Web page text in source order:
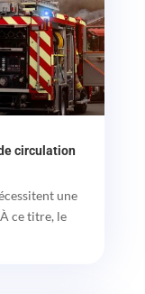
circulation
une
ce titre, le